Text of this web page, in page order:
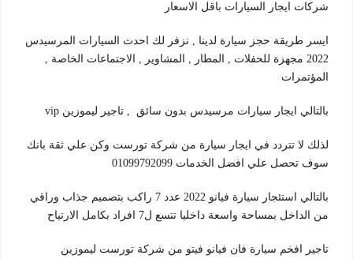
شركات ايجار السيارات باقل الاسعار
ايسر طريقة حجز سيارة لدينا , نزفر لك احدث السيارات المرسيدس
2022 مجهزة للحفلات , المطار , المشاوير , الاجتماعات الخاصة ,
المؤتمرات
بالتالي ايجار سيارات مرسيدس بدون سائق , تاجير ليموزين vip
لذلك لا تتردد في ايجار سيارة من شركة تورست وكن علي ثقة بانك
سوف تحصل علي افضل الخدمات 01099792099
بالتالي استئجار سيارة فيانو 2022 عدد 7 راكب بتصميم جذاب وراقي
من الداخل بمساحة واسعة داخليا تتسع ل7 افراد بكامل الارتياح
تاجير افخم سيارة فان فيانو فيتو من شركة تورست ليموزين